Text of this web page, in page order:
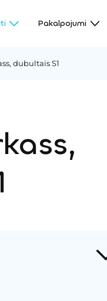
Pakalpojumi
dubultais S1